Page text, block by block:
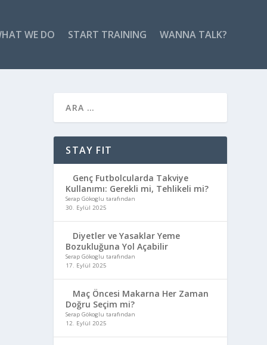
WE DO START TRAINING WANNA TALK?
STAY FIT
Genç Futbolcularda Takviye
Kullanımı: Gerekli mi, Tehlikeli mi?
Serap Gökoglu tarafından
30. Eylül 2025
Diyetler ve Yasaklar Yeme
Bozukluğuna Yol Açabilir
Serap Gökoglu tarafından
17. Eylül 2025
Maç Öncesi Makarna Her Zaman
Doğru Seçim mi?
Serap Gökoglu tarafından
12. Eylül 2025